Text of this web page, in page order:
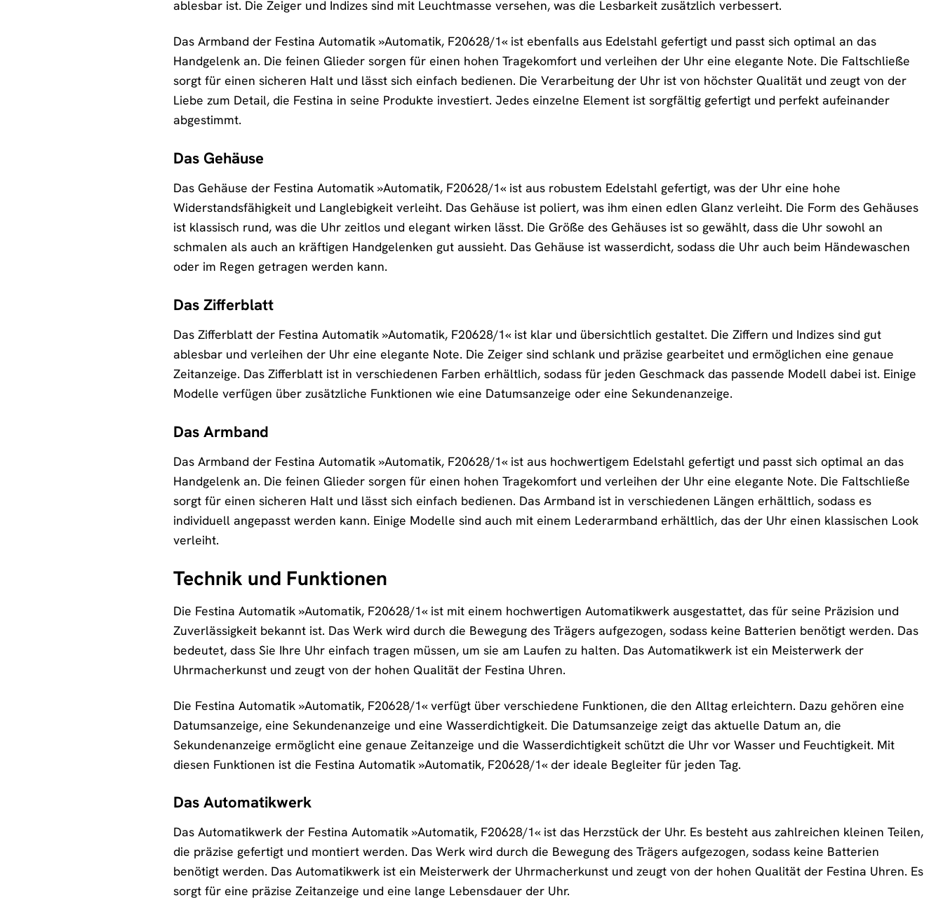
ablesbar ist. Die Zeiger und Indizes sind mit Leuchtmasse versehen, was die Lesbarkeit zusätzlich verbessert.
Das Armband der Festina Automatik »Automatik, F20628/1« ist ebenfalls aus Edelstahl gefertigt und passt sich optimal an das
Handgelenk an. Die feinen Glieder sorgen für einen hohen Tragekomfort und verleihen der Uhr eine elegante Note. Die Faltschließe
sorgt für einen sicheren Halt und lässt sich einfach bedienen. Die Verarbeitung der Uhr ist von höchster Qualität und zeugt von der
Liebe zum Detail, die Festina in seine Produkte investiert. Jedes einzelne Element ist sorgfältig gefertigt und perfekt aufeinander
abgestimmt.
Das Gehäuse
Das Gehäuse der Festina Automatik »Automatik, F20628/1« ist aus robustem Edelstahl gefertigt, was der Uhr eine hohe
Widerstandsfähigkeit und Langlebigkeit verleiht. Das Gehäuse ist poliert, was ihm einen edlen Glanz verleiht. Die Form des Gehäuses
ist klassisch rund, was die Uhr zeitlos und elegant wirken lässt. Die Größe des Gehäuses ist so gewählt, dass die Uhr sowohl an
schmalen als auch an kräftigen Handgelenken gut aussieht. Das Gehäuse ist wasserdicht, sodass die Uhr auch beim Händewaschen
oder im Regen getragen werden kann.
Das Zifferblatt
Das Zifferblatt der Festina Automatik »Automatik, F20628/1« ist klar und übersichtlich gestaltet. Die Ziffern und Indizes sind gut
ablesbar und verleihen der Uhr eine elegante Note. Die Zeiger sind schlank und präzise gearbeitet und ermöglichen eine genaue
Zeitanzeige. Das Zifferblatt ist in verschiedenen Farben erhältlich, sodass für jeden Geschmack das passende Modell dabei ist. Einige
Modelle verfügen über zusätzliche Funktionen wie eine Datumsanzeige oder eine Sekundenanzeige.
Das Armband
Das Armband der Festina Automatik »Automatik, F20628/1« ist aus hochwertigem Edelstahl gefertigt und passt sich optimal an das
Handgelenk an. Die feinen Glieder sorgen für einen hohen Tragekomfort und verleihen der Uhr eine elegante Note. Die Faltschließe
sorgt für einen sicheren Halt und lässt sich einfach bedienen. Das Armband ist in verschiedenen Längen erhältlich, sodass es
individuell angepasst werden kann. Einige Modelle sind auch mit einem Lederarmband erhältlich, das der Uhr einen klassischen Look
verleiht.
Technik und Funktionen
Die Festina Automatik »Automatik, F20628/1« ist mit einem hochwertigen Automatikwerk ausgestattet, das für seine Präzision und
Zuverlässigkeit bekannt ist. Das Werk wird durch die Bewegung des Trägers aufgezogen, sodass keine Batterien benötigt werden. Das
bedeutet, dass Sie Ihre Uhr einfach tragen müssen, um sie am Laufen zu halten. Das Automatikwerk ist ein Meisterwerk der
Uhrmacherkunst und zeugt von der hohen Qualität der Festina Uhren.
Die Festina Automatik »Automatik, F20628/1« verfügt über verschiedene Funktionen, die den Alltag erleichtern. Dazu gehören eine
Datumsanzeige, eine Sekundenanzeige und eine Wasserdichtigkeit. Die Datumsanzeige zeigt das aktuelle Datum an, die
Sekundenanzeige ermöglicht eine genaue Zeitanzeige und die Wasserdichtigkeit schützt die Uhr vor Wasser und Feuchtigkeit. Mit
diesen Funktionen ist die Festina Automatik »Automatik, F20628/1« der ideale Begleiter für jeden Tag.
Das Automatikwerk
Das Automatikwerk der Festina Automatik »Automatik, F20628/1« ist das Herzstück der Uhr. Es besteht aus zahlreichen kleinen Teilen,
die präzise gefertigt und montiert werden. Das Werk wird durch die Bewegung des Trägers aufgezogen, sodass keine Batterien
benötigt werden. Das Automatikwerk ist ein Meisterwerk der Uhrmacherkunst und zeugt von der hohen Qualität der Festina Uhren. Es
sorgt für eine präzise Zeitanzeige und eine lange Lebensdauer der Uhr.